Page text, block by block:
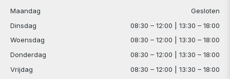
Maandag
Gesloten
Dinsdag
08:30 – 12:00 | 13:30 – 18:00
Woensdag
08:30 – 12:00 | 13:30 – 18:00
Donderdag
08:30 – 12:00 | 13:30 – 18:00
Vrijdag
08:30 – 12:00 | 13:30 – 18:00